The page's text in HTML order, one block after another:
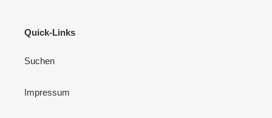
Quick-Links
Suchen
Impressum